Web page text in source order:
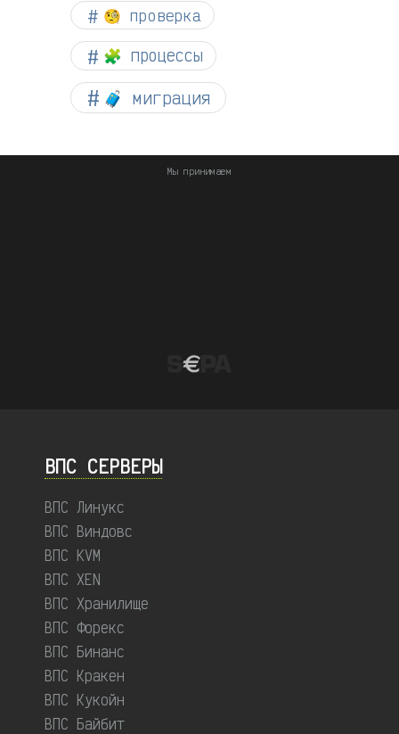
🧐 проверка
🧩 процессы
🧳 миграция
Мы принимаем
ВПС СЕРВЕРЫ
ВПС Линукс
ВПС Виндовс
ВПС KVM
ВПС XEN
ВПС Хранилище
ВПС Форекс
ВПС Бинанс
ВПС Кракен
ВПС Кукойн
ВПС Байбит